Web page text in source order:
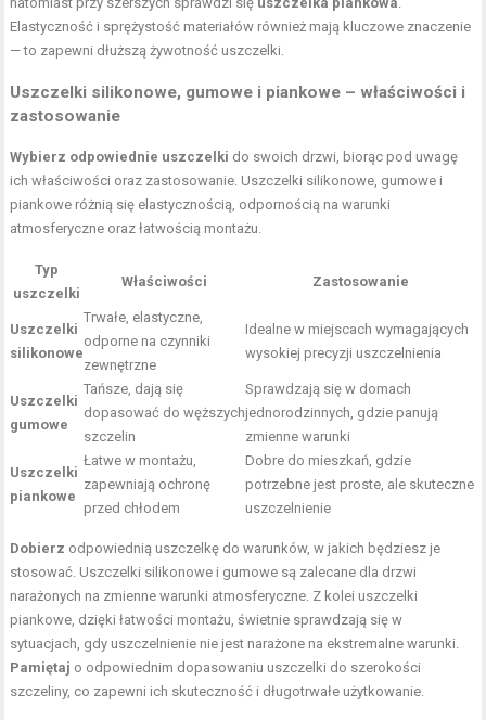
Elastyczność i sprężystość materiałów również mają kluczowe znaczenie
— to zapewni dłuższą żywotność uszczelki.
Uszczelki silikonowe, gumowe i piankowe – właściwości i
zastosowanie
Wybierz odpowiednie uszczelki do swoich drzwi, biorąc pod uwagę
ich właściwości oraz zastosowanie. Uszczelki silikonowe, gumowe i
piankowe różnią się elastycznością, odpornością na warunki
atmosferyczne oraz łatwością montażu.
Typ
uszczelki
Właściwości Zastosowanie
Uszczelki
silikonowe
Trwałe, elastyczne,
odporne na czynniki
zewnętrzne
Idealne w miejscach wymagających
wysokiej precyzji uszczelnienia
Uszczelki
gumowe
Tańsze, dają się
dopasować do węższych
szczelin
Sprawdzają się w domach
jednorodzinnych, gdzie panują
zmienne warunki
Uszczelki
piankowe
Łatwe w montażu,
zapewniają ochronę
przed chłodem
Dobre do mieszkań, gdzie
potrzebne jest proste, ale skuteczne
uszczelnienie
Dobierz odpowiednią uszczelkę do warunków, w jakich będziesz je
stosować. Uszczelki silikonowe i gumowe są zalecane dla drzwi
narażonych na zmienne warunki atmosferyczne. Z kolei uszczelki
piankowe, dzięki łatwości montażu, świetnie sprawdzają się w
sytuacjach, gdy uszczelnienie nie jest narażone na ekstremalne warunki.
Pamiętaj o odpowiednim dopasowaniu uszczelki do szerokości
szczeliny, co zapewni ich skuteczność i długotrwałe użytkowanie.